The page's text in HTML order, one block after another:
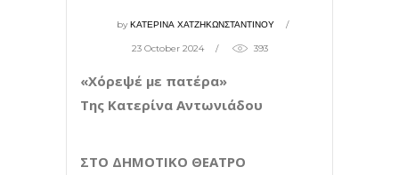
byΚΑΤΕΡΙΝΑ ΧΑΤΖΗΚΩΝΣΤΑΝΤΙΝΟΥ
23 October 2024 393
«Χόρεψέ με πατέρα»
Της Κατερίνα Αντωνιάδου
ΣΤΟ ΔΗΜΟΤΙΚΟ ΘΕΑΤΡΟ